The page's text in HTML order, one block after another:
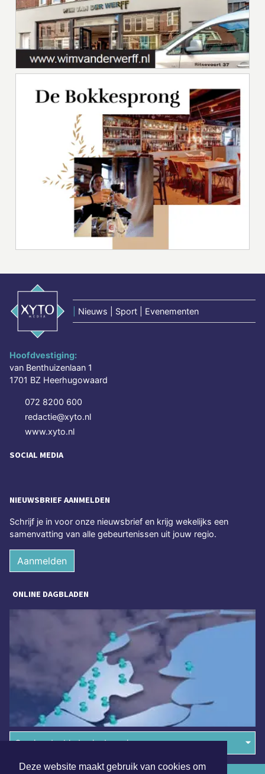
Deze website maakt gebruik van cookies om
Nieuws | Sport | Evenementen
Hoofdvestiging:
van Benthuizenlaan 1
1701 BZ Heerhugowaard
072 8200 600
redactie@xyto.nl
www.xyto.nl
SOCIAL MEDIA
NIEUWSBRIEF AANMELDEN
Schrijf je in voor onze nieuwsbrief en krijg wekelijks een
samenvatting van alle gebeurtenissen uit jouw regio.
Aanmelden
ONLINE DAGBLADEN
Overige dagbladen in de regio